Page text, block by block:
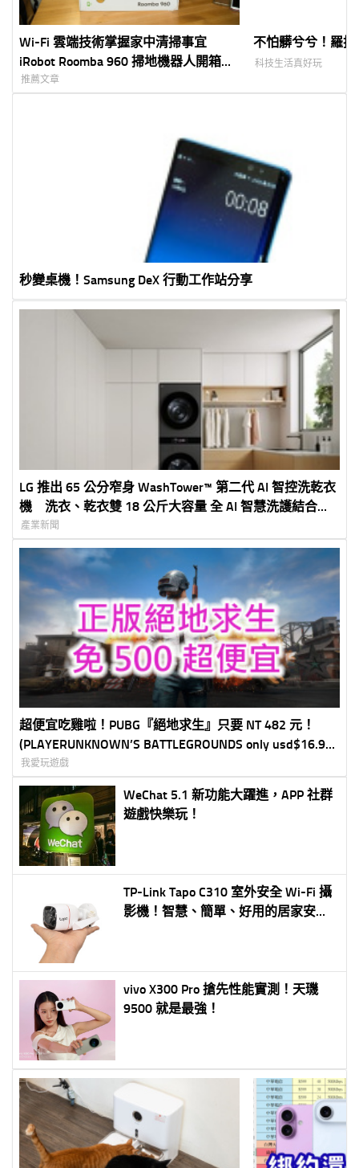
Wi-Fi 雲端技術掌握家中清掃事宜
iRobot Roomba 960 掃地機器人開箱評
測
推薦文章
不怕髒兮兮！羅
科技生活真好玩
秒變桌機！Samsung DeX 行動工作站分享
LG 推出 65 公分窄身 WashTower™ 第二代 AI 智控洗乾衣
機 洗衣、乾衣雙 18 公斤大容量 全 AI 智慧洗護結合
HeatPump™ 雙變頻熱泵技術
產業新聞
超便宜吃雞啦！PUBG『絕地求生』只要 NT 482 元！
(PLAYERUNKNOWN’S BATTLEGROUNDS only usd$16.94
(Steam Cloud Activation))
我愛玩遊戲
WeChat 5.1 新功能大躍進，APP 社群
遊戲快樂玩！
TP-Link Tapo C310 室外安全 Wi-Fi 攝
影機！智慧、簡單、好用的居家安全
vivo X300 Pro 搶先性能實測！天璣
9500 就是最強！